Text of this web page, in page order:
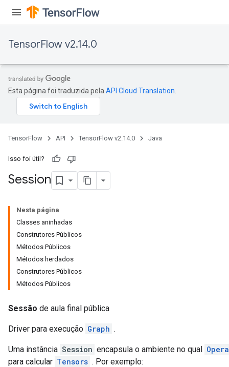
TensorFlow v2.14.0
Esta página foi traduzida pela API Cloud Translation
TensorFlow API TensorFlow v2.14.0 Java
Isso foi útil?
Session
Nesta página
Classes aninhadas
Construtores Públicos
Métodos Públicos
Métodos herdados
Construtores Públicos
Métodos Públicos
Sessão de aula final pública
Driver para execução Graph .
Uma instância Session encapsula o ambiente no qual
para calcular Tensors . Por exemplo: